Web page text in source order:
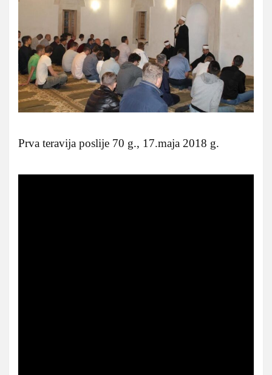
Prva teravija poslije 70 g., 17.maja 2018 g.